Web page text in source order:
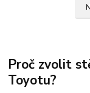
Proč zvolit
Toyotu?